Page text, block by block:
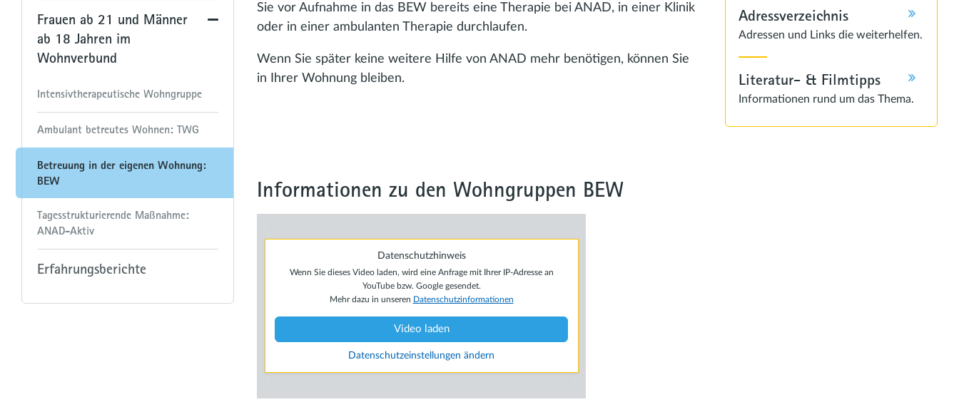
Frauen ab 21 und Männer
ab 18 Jahren im
Wohnverbund
Intensivtherapeutische Wohngruppe
Ambulant betreutes Wohnen: TWG
Betreuung in der eigenen Wohnung:
BEW
Tagesstrukturierende Maßnahme:
ANAD-Aktiv
Erfahrungsberichte
Sie vor Aufnahme in das BEW bereits eine Therapie bei ANAD, in einer Klinik
oder in einer ambulanten Therapie durchlaufen.
Wenn Sie später keine weitere Hilfe von ANAD mehr benötigen, können Sie
in Ihrer Wohnung bleiben.
Adressverzeichnis
Adressen und Links die weiterhelfen.
Literatur- & Filmtipps
Informationen rund um das Thema.
Informationen zu den Wohngruppen BEW
Datenschutzhinweis
Wenn Sie dieses Video laden, wird eine Anfrage mit Ihrer IP-Adresse an
YouTube bzw. Google gesendet.
Mehr dazu in unseren Datenschutzinformationen
Video laden
Datenschutzeinstellungen ändern